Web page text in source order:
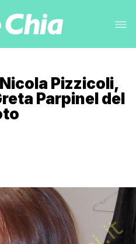
Pizzicoli,
Parpinel del